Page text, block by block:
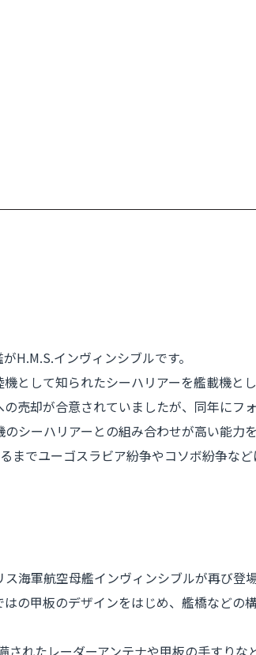
H.M.S.インヴィンシブルです。
として知られたシーハリアーを艦載機とし
売却が合意されていましたが、同年にフ
シーハリアーとの組み合わせが高い能力
でユーゴスラビア紛争やコソボ紛争など
海軍航空母艦インヴィンシブルが再び登場
の甲板のデザインをはじめ、艦橋など